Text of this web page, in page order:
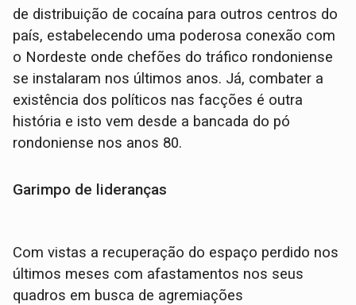
de distribuição de cocaína para outros centros do
país, estabelecendo uma poderosa conexão com
o Nordeste onde chefões do tráfico rondoniense
se instalaram nos últimos anos. Já, combater a
existência dos políticos nas facções é outra
história e isto vem desde a bancada do pó
rondoniense nos anos 80.
Garimpo de lideranças
Com vistas a recuperação do espaço perdido nos
últimos meses com afastamentos nos seus
quadros em busca de agremiações